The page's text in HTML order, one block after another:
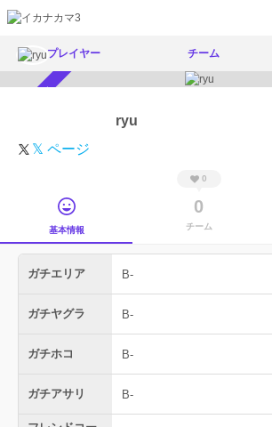
プレイヤー チーム
ryu
𝕏 ページ
基本情報
0
0
チーム
ガチエリア B-
ガチヤグラ B-
ガチホコ B-
ガチアサリ B-